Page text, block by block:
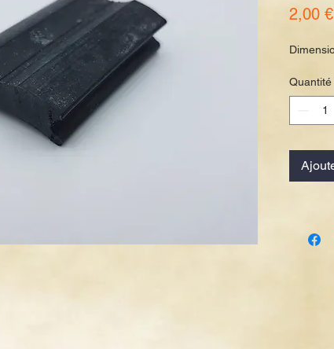
2,00 €
Quantité